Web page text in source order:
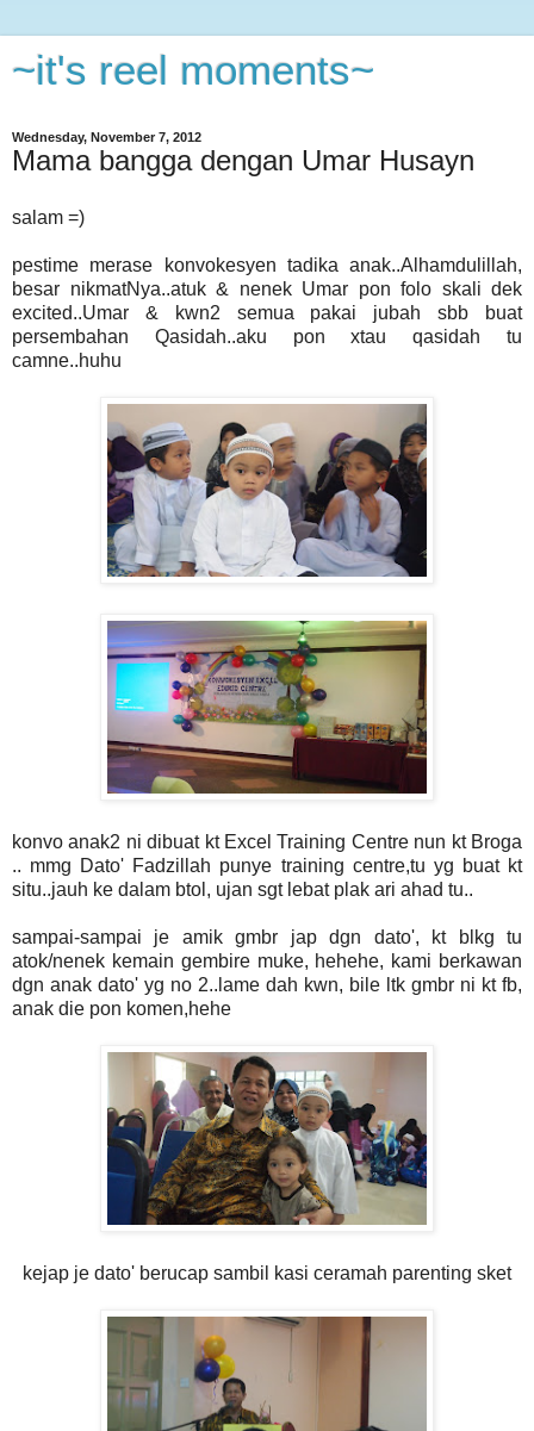
~it's reel moments~
Wednesday, November 7, 2012
Mama bangga dengan Umar Husayn
salam =)
pestime merase konvokesyen tadika anak..Alhamdulillah,
besar nikmatNya..atuk & nenek Umar pon folo skali dek
excited..Umar & kwn2 semua pakai jubah sbb buat
persembahan Qasidah..aku pon xtau qasidah tu
camne..huhu
konvo anak2 ni dibuat kt Excel Training Centre nun kt Broga
.. mmg Dato' Fadzillah punye training centre,tu yg buat kt
situ..jauh ke dalam btol, ujan sgt lebat plak ari ahad tu..
sampai-sampai je amik gmbr jap dgn dato', kt blkg tu
atok/nenek kemain gembire muke, hehehe, kami berkawan
dgn anak dato' yg no 2..lame dah kwn, bile ltk gmbr ni kt fb,
anak die pon komen,hehe
kejap je dato' berucap sambil kasi ceramah parenting sket